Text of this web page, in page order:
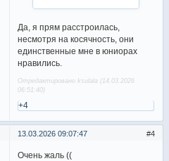
Да, я прям расстроилась,
несмотря на косячность, они
единственные мне в юниорах
нравились.
Отредактировано ksulala (14.03.2026
06:51:40)
+4
4
13.03.2026 09:07:47
Очень жаль ((